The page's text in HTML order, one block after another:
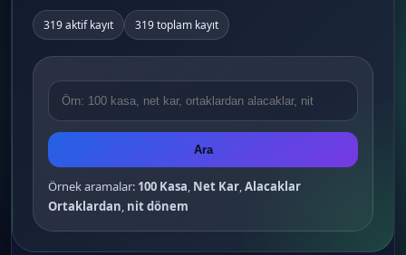
319 aktif kayıt 319 toplam kayıt
Ara
Örnek aramalar: 100 Kasa, Net Kar,Alacaklar
Ortaklardan, nit dönem